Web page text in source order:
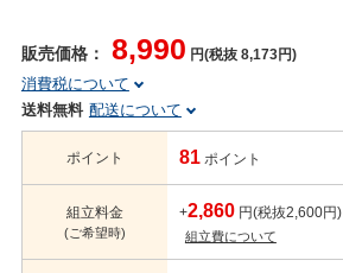
販売価格： 8,990 円(税抜 8,173円)
消費税について
送料無料 配送について
ポイント 81 ポイント
組立料金
(ご希望時)
+2,860 円(税抜2,600円)
組立費について